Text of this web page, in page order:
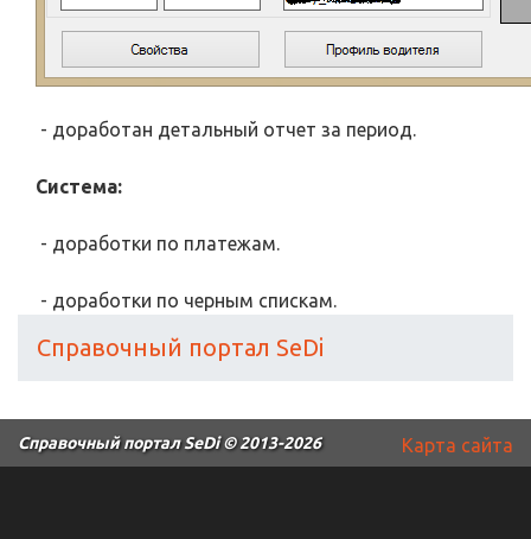
- доработан детальный отчет за период.
Система:
- доработки по платежам.
- доработки по черным спискам.
Справочный портал SeDi
Карта сайта
Справочный портал SeDi© 2013-2026